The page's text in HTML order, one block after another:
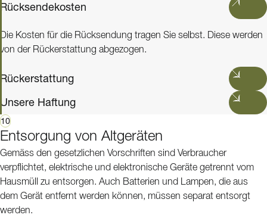
Rücksendekosten
Die Kosten für die Rücksendung tragen Sie selbst. Diese werden
von der Rückerstattung abgezogen.
Rückerstattung
Unsere Haftung
10
Entsorgung von Altgeräten
Gemäss den gesetzlichen Vorschriften sind Verbraucher
verpflichtet, elektrische und elektronische Geräte getrennt vom
Hausmüll zu entsorgen. Auch Batterien und Lampen, die aus
dem Gerät entfernt werden können, müssen separat entsorgt
werden.